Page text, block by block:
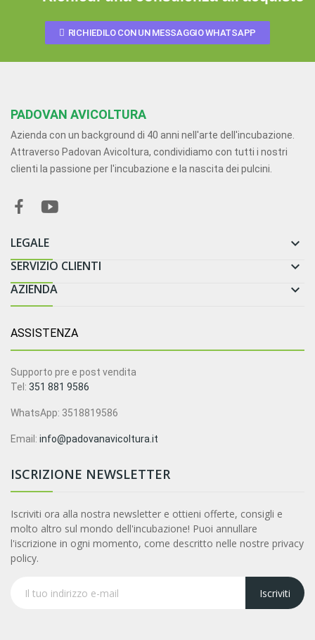
RICHIEDILO CON UN MESSAGGIO WHATSAPP
PADOVAN AVICOLTURA
Azienda con un background di 40 anni nell'arte dell'incubazione.
Attraverso Padovan Avicoltura, condividiamo con tutti i nostri
clienti la passione per l'incubazione e la nascita dei pulcini.
LEGALE 
SERVIZIO CLIENTI 
AZIENDA 
ASSISTENZA
Supporto pre e post vendita
Tel: 351 881 9586
WhatsApp: 3518819586
Email: info@padovanavicoltura.it
ISCRIZIONE NEWSLETTER
Iscriviti ora alla nostra newsletter e ottieni offerte, consigli e
molto altro sul mondo dell'incubazione! Puoi annullare
l'iscrizione in ogni momento, come descritto nelle nostre privacy
policy.
Iscriviti